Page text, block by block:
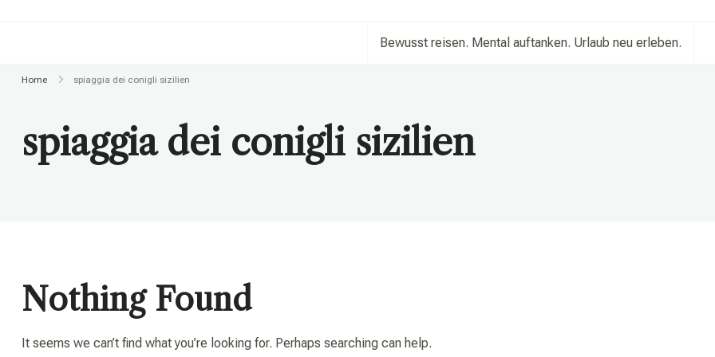
Bewusst reisen. Mental auftanken. Urlaub neu erleben.
Home spiaggia dei conigli sizilien
spiaggia dei conigli sizilien
Nothing Found
It seems we can’t find what you’re looking for. Perhaps searching can help.